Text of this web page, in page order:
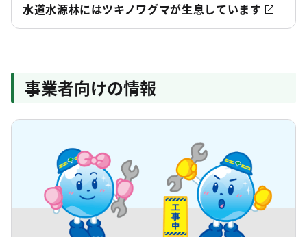
水道水源林にはツキノワグマが生息しています
事業者向けの情報